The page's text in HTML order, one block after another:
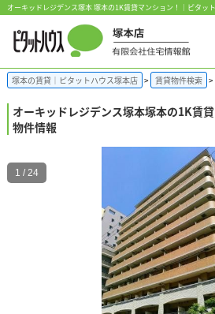
オーキッドレジデンス塚本 塚本の1K賃貸マンション！｜ピタッ
塚本の賃貸｜ピタットハウス塚本店 賃貸物件検索
オーキッドレジデンス塚本塚本の1K賃
物件情報
1 / 24